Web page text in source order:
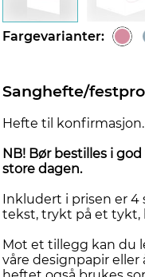
Fargevarianter:
Sanghefte/
Hefte til konfirmasjon.
NB! Bør bestilles i
store dagen.
Inkludert i prisen er 4
tekst, trykt på et tykt,
Mot et tillegg kan du
våre designpapir eller